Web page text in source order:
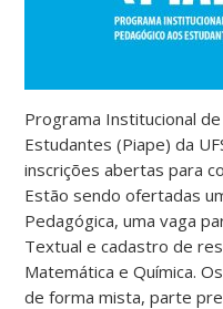
Programa Institucional
Estudantes (Piape) da
inscrições abertas para
Estão sendo ofertadas
Pedagógica, uma vaga
Textual e cadastro de
Matemática e Química.
de forma mista, parte